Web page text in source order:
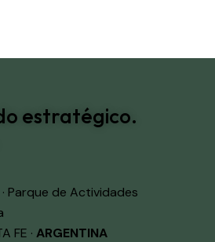
estratégico.
Parque de Actividades
FE · ARGENTINA